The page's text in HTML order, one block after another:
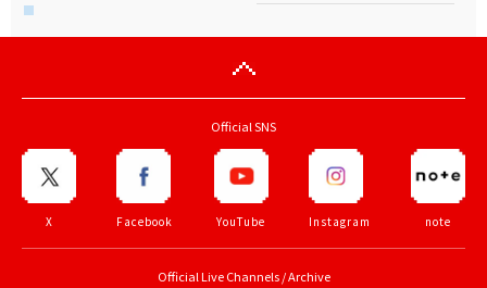
Official SNS
X Facebook YouTube Instagram note
Official Live Channels / Archive